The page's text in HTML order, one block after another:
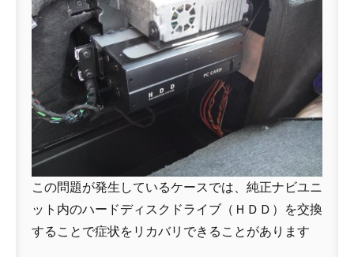
この問題が発生しているケースでは、純正ナビユニ
ット内のハードディスクドライブ（ＨＤＤ）を交換
することで症状をリカバリできることがあります